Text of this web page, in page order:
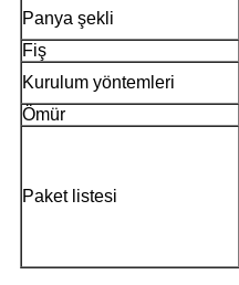
Panya şekli
Fiş
Kurulum yöntemleri
Ömür
Paket listesi